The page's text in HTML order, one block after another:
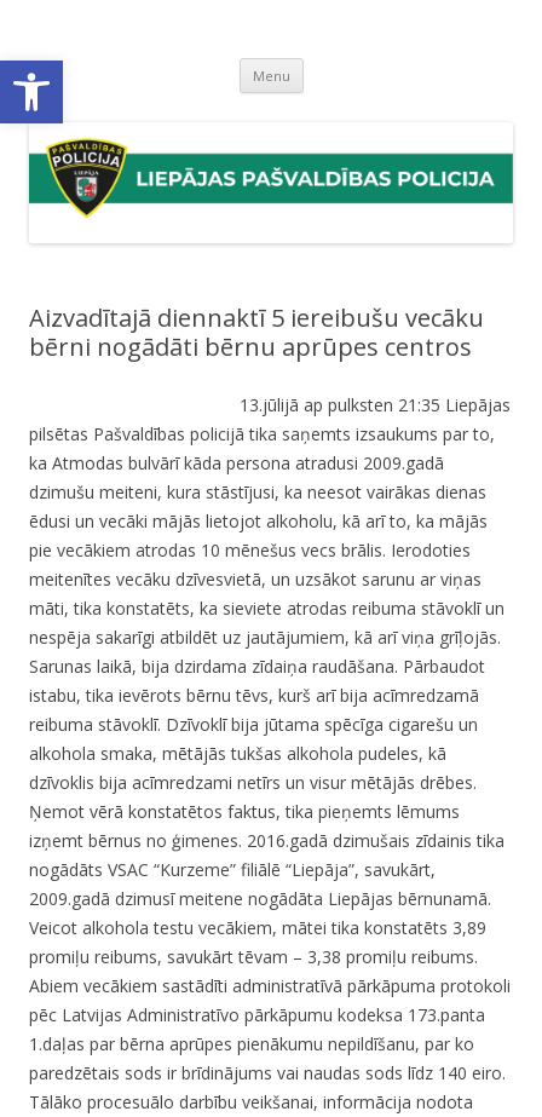
Open toolbar Menu Skip
content
Aizvadītajā diennaktī 5 iereibušu vecāku
bērni nogādāti bērnu aprūpes centros
13.jūlijā ap pulksten 21:35 Liepājas
pilsētas Pašvaldības policijā tika saņemts izsaukums par to,
ka Atmodas bulvārī kāda persona atradusi 2009.gadā
dzimušu meiteni, kura stāstījusi, ka neesot vairākas dienas
ēdusi un vecāki mājās lietojot alkoholu, kā arī to, ka mājās
pie vecākiem atrodas 10 mēnešus vecs brālis. Ierodoties
meitenītes vecāku dzīvesvietā, un uzsākot sarunu ar viņas
māti, tika konstatēts, ka sieviete atrodas reibuma stāvoklī un
nespēja sakarīgi atbildēt uz jautājumiem, kā arī viņa grīļojās.
Sarunas laikā, bija dzirdama zīdaiņa raudāšana. Pārbaudot
istabu, tika ievērots bērnu tēvs, kurš arī bija acīmredzamā
reibuma stāvoklī. Dzīvoklī bija jūtama spēcīga cigarešu un
alkohola smaka, mētājās tukšas alkohola pudeles, kā
dzīvoklis bija acīmredzami netīrs un visur mētājās drēbes.
Ņemot vērā konstatētos faktus, tika pieņemts lēmums
izņemt bērnus no ģimenes. 2016.gadā dzimušais zīdainis tika
nogādāts VSAC “Kurzeme” filiālē “Liepāja”, savukārt,
2009.gadā dzimusī meitene nogādāta Liepājas bērnunamā.
Veicot alkohola testu vecākiem, mātei tika konstatēts 3,89
promiļu reibums, savukārt tēvam – 3,38 promiļu reibums.
Abiem vecākiem sastādīti administratīvā pārkāpuma protokoli
pēc Latvijas Administratīvo pārkāpumu kodeksa 173.panta
1.daļas par bērna aprūpes pienākumu nepildīšanu, par ko
paredzētais sods ir brīdinājums vai naudas sods līdz 140 eiro.
Tālāko procesuālo darbību veikšanai, informācija nodota